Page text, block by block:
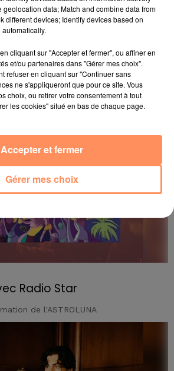
Radio Star
de l'ASTROLUNA
geolocation data; Match and combine data from
different devices; Identify devices based on
cliquant sur "Accepter et fermer", ou affiner en
et/ou partenaires dans "Gérer mes choix".
refuser en cliquant sur "Continuer sans
ne s'appliqueront que pour ce site. Vous
choix, ou retirer votre consentement à tout
les cookies" situé en bas de chaque page.
Gérer mes choix
Accepter et fermer